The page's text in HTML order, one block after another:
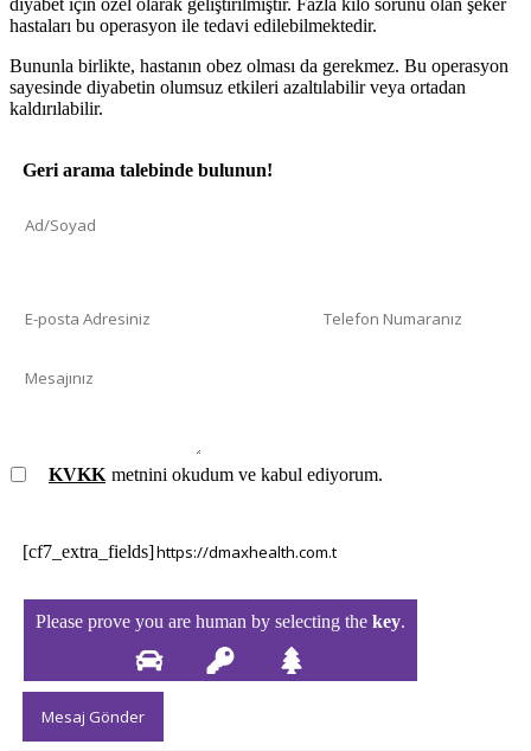
diyabet için özel olarak geliştirilmiştir. Fazla kilo sorunu olan şeker
hastaları bu operasyon ile tedavi edilebilmektedir.
Bununla birlikte, hastanın obez olması da gerekmez. Bu operasyon
sayesinde diyabetin olumsuz etkileri azaltılabilir veya ortadan
kaldırılabilir.
Geri arama talebinde bulunun!
KVKK metnini okudum ve kabul ediyorum.
[cf7_extra_fields]
Please prove you are human by selecting the key.